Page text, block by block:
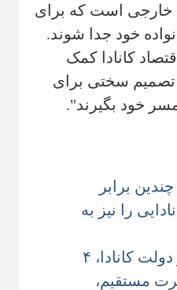
خارجی است که برای
خود جدا شوند.
کانادا کمک
تصمیم سختی برای
خود بگیرند".
برابر
را نیز به
با درخواست رسمی از دولت کانادا، ۴
مستقیم،